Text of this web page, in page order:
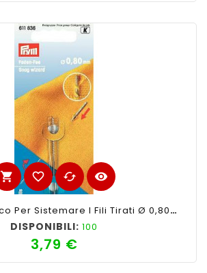
shopping_cart favorite_border cached visibility
PRYM Ago Magico Per Sistemare I Fili Tirati Ø 0,80mm
DISPONIBILI: 100
3,79 €Prezzo